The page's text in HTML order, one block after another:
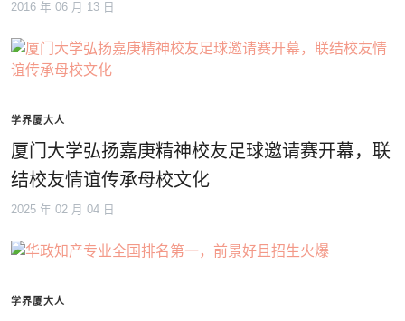
2016 年 06 月 13 日
学界厦大人
厦门大学弘扬嘉庚精神校友足球邀请赛开幕，联
结校友情谊传承母校文化
2025 年 02 月 04 日
学界厦大人